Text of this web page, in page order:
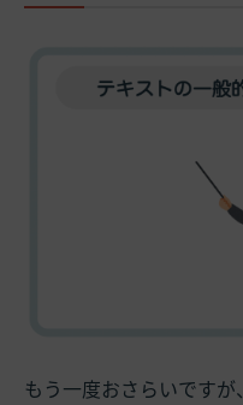
もう一度おさらいですが、